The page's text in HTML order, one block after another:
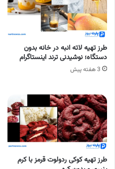
طرز تهیه لاته انبه در خانه بدون
دستگاه؛ نوشیدنی ترند اینستاگرام
3 هفته پیش
طرز تهیه کوکی ردولوت قرمز با کرم